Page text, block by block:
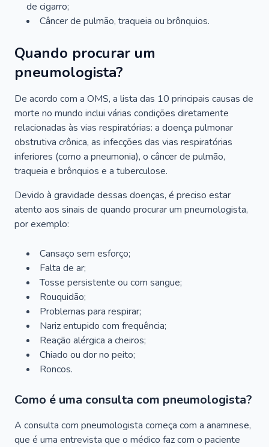
de cigarro;
Câncer de pulmão, traqueia ou brônquios.
Quando procurar um
pneumologista?
De acordo com a OMS, a lista das 10 principais causas de
morte no mundo inclui várias condições diretamente
relacionadas às vias respiratórias: a doença pulmonar
obstrutiva crônica, as infecções das vias respiratórias
inferiores (como a pneumonia), o câncer de pulmão,
traqueia e brônquios e a tuberculose.
Devido à gravidade dessas doenças, é preciso estar
atento aos sinais de quando procurar um pneumologista,
por exemplo:
Cansaço sem esforço;
Falta de ar;
Tosse persistente ou com sangue;
Rouquidão;
Problemas para respirar;
Nariz entupido com frequência;
Reação alérgica a cheiros;
Chiado ou dor no peito;
Roncos.
Como é uma consulta com pneumologista?
A consulta com pneumologista começa com a anamnese,
que é uma entrevista que o médico faz com o paciente